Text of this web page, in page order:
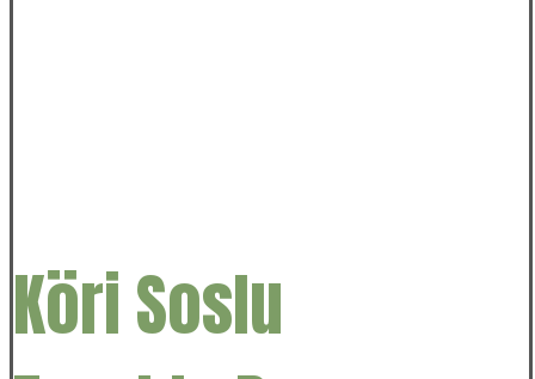
Köri Soslu